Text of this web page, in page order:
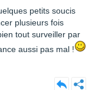
petits soucis
plusieurs fois
tout surveiller par
aussi pas mal !